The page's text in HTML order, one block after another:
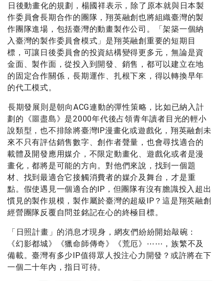
日後動畫化的規劃，楊國祥表示，除了原本就與日本製
作委員會長期合作的團隊，翔英融創也將組織臺灣的製
作團隊進場，包括臺灣的動畫製作公司。「架築一個納
入臺灣的製作委員會模式」是翔英融創重要的短期目
標，可讓日後委員會的投資結構變得更多元，無論是資
金面、製作面，從投入到開發、銷售，都可以建立在地
的固定合作關係，長期運作、扎根下來，得以轉換早年
的代工模式。
長期發展則是朝向ACG連動的彈性策略，比如已納入計
劃的《噩盡島》是2000年代後占領青年讀者目光的輕小
說類型，也不排除將臺灣IP漫畫化或遊戲化，翔英融創未
來不只有評估銷售數字、創作者聲量，也會尋找適合的
載體及開發應用媒介，不限定動畫化、遊戲化或者是漫
畫化，都將是可能的方向。對他們來說，找到一個題
材、找到最適合它接觸消費者的媒介及舞台，才是重
點。假使遇見一個適合的IP，但團隊有沒有膽識投入超出
慣見的製作規模，製作屬於臺灣的超級IP？這是翔英融創
經營團隊反覆自問並銘記在心的終極目標。
「日照計畫」的消息才現身，網友們紛紛開始敲碗：
《幻影都城》《獵命師傳奇》《荒厄》⋯⋯，族繁不及
備載。臺灣有多少IP值得眾人投注心力開發？或許將在下
一個二十年內，指日可待。